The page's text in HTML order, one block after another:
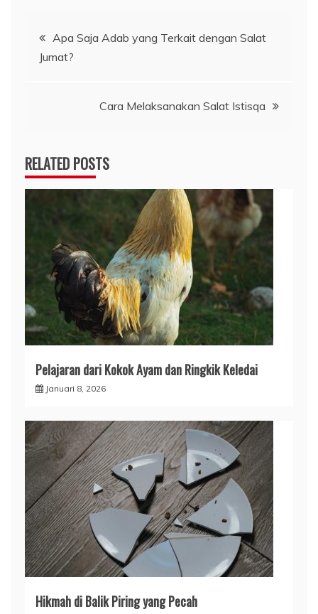
Navigasi
pos
Apa Saja Adab yang Terkait dengan Salat
Jumat?
Cara Melaksanakan Salat Istisqa
RELATED POSTS
Pelajaran dari Kokok Ayam dan Ringkik Keledai
Januari 8, 2026
Hikmah di Balik Piring yang Pecah